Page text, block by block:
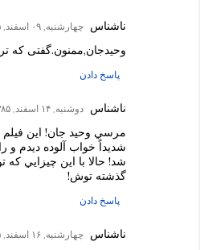
ناشناس چهارشنبه, ۰۹ اسفند, ۱۳۸۵
وحیدجان,ممنون.گفتی که
پاسخ دادن
ناشناس دوشنبه, ۱۴ اسفند, ۱۳۸۵
مرسي وحيد جان! اين
شديداً خواب آلوده ديدم و
شد! حالا با اين چيزايي
گذشته توش!
پاسخ دادن
ناشناس چهارشنبه, ۱۶ اسفند, ۱۳۸۵